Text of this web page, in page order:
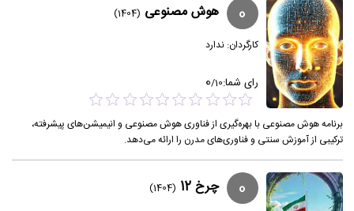
0 هوش مصنوعی (1404)
کارگردان:ندارد
رای شما: 0/10
برنامه هوش مصنوعی با بهره‌گیری از فناوری هوش مصنوعی و انیمیشن‌های پیشرفته،
ترکیبی از آموزش سنتی و فناوری‌های مدرن را ارائه می‌دهد.
0 چرخ 12
(1404)